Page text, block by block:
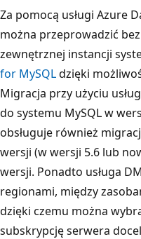
Za pomocą usługi Azure
można przeprowadzić
zewnętrznej instancji
for MySQLdzięki
Migracja przy użyciu
do systemu MySQL w
obsługuje również
wersji (w wersji 5.6 lub
wersji. Ponadto usługa
regionami, między
dzięki czemu można
subskrypcję serwera